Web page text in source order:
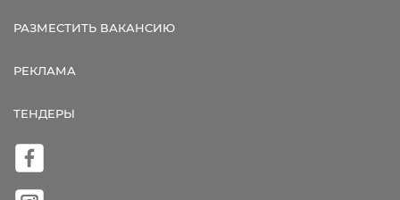
РАЗМЕСТИТЬ ВАКАНСИЮ
РЕКЛАМА
ТЕНДЕРЫ